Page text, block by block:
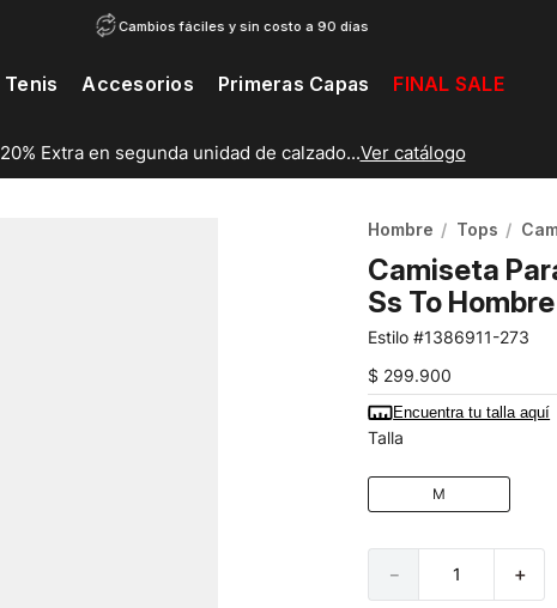
Cambios fáciles y sin costo a 90 días
Tenis Accesorios Primeras Capas FINAL SALE
20% Extra en segunda unidad de calzado...Ver catálogo
Hombre Tops
Camiseta
Ss To Hombre
1386911-273
$ 299.900
Encuentra tu talla aquí
Talla
M
＋
－